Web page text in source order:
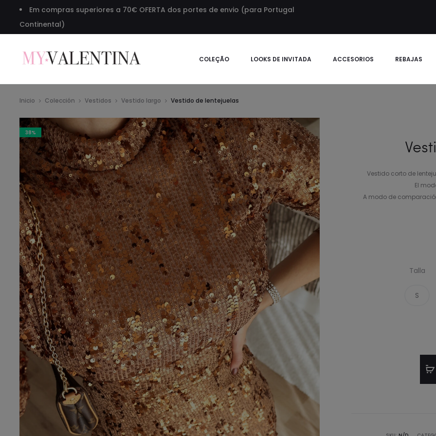
Em compras superiores a 70€ OFERTA dos portes de envio (para Portugal
Continental)
COLEÇÃO LOOKS DE INVITADA ACCESORIOS REBAJAS
Inicio Colección Vestidos Vestido largo Vestido de lentejuelas
38%
Vestido corto de
El
A modo de
Talla
S